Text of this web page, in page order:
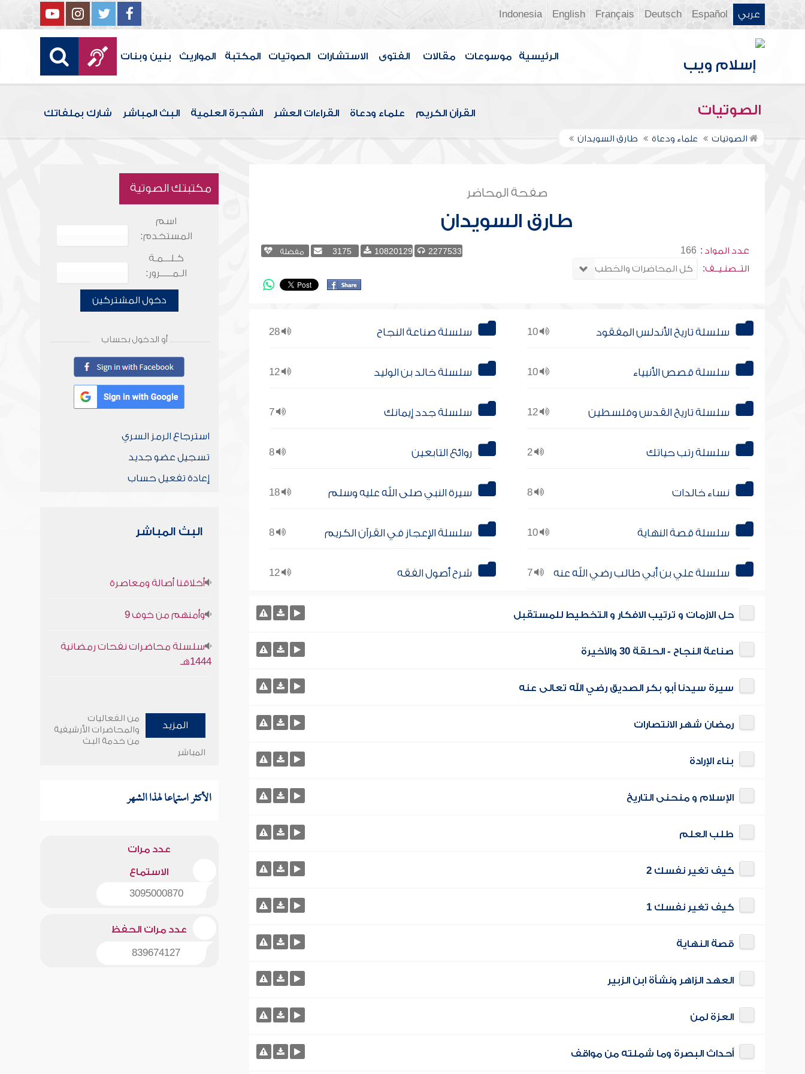
عربي Español
Deutsch
Français
English
Indonesia
الرئيسية موسوعات مقالات الفتوى الاستشارات الصوتيات المكتبة المواريث بنين وبنات
الصوتيات القرآن الكريم علماء ودعاة القراءات العشر الشجرة العلمية البث المباشر شارك بملفاتك
الصوتيات علماء ودعاة طارق السويدان
صفحة المحاضر
طارق السويدان
عدد المواد : 166
التــصنـيــف:
2277533
10820129
3175 مفضلة
10 سلسلة تاريخ الأندلس المفقود 28 سلسلة صناعة النجاح
10 سلسلة قصص الأنبياء 12 سلسلة خالد بن الوليد
12 سلسلة تاريخ القدس وفلسطين 7 سلسلة جدد إيمانك
2 سلسلة رتب حياتك 8 روائع التابعين
8 نساء خالدات 18 سيرة النبي صلى الله عليه وسلم
10 سلسلة قصة النهاية 8 سلسلة الإعجاز في القرآن الكريم
7 سلسلة علي بن أبي طالب رضي الله عنه 12 شرح أصول الفقه
حل الازمات و ترتيب الافكار و التخطيط للمستقبل
صناعة النجاح - الحلقة 30 والأخيرة
سيرة سيدنا أبو بكر الصديق رضي الله تعالى عنه
رمضان شهر الانتصارات
بناء الإرادة
الإسلام و منحنى التاريخ
طلب العلم
كيف تغير نفسك 2
كيف تغير نفسك 1
قصة النهاية
العهد الزاهر ونشأة ابن الزبير
العزة لمن
أحداث البصرة وما شملته من مواقف
مكتبتك الصوتية
اسم
المستخدم:
كـلـــمـة
الـمـــــرور:
دخول المشتركين
أو الدخول بحساب
استرجاع الرمز السري
تسجيل عضو جديد
إعادة تفعيل حساب
البث المباشر
أخلاقنا أصالة ومعاصرة
وأمنهم من خوف 9
سلسلة محاضرات نفحات رمضانية
1444هـ
المزيد
من الفعاليات
والمحاضرات الأرشيفية
من خدمة البث
المباشر
الأكثر استماعا لهذا الشهر
عدد مرات
الاستماع
3095000870
عدد مرات الحفظ
839674127